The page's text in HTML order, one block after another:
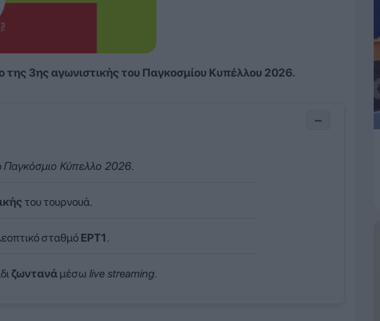
της 3ης αγωνιστικής του Παγκοσμίου Κυπέλλου 2026.
−
Παγκόσμιο Κύπελλο 2026.
του τουρνουά.
σταθμό ΕΡΤ1.
ζωντανάμέσω live streaming.